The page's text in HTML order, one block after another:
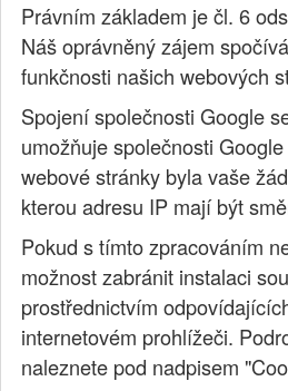
Právním základem je čl. 6
Náš oprávněný zájem
funkčnosti našich webových
Spojení společnosti Google
umožňuje společnosti
webové stránky byla vaše
kterou adresu IP mají být
Pokud s tímto zpracováním
možnost zabránit instalaci
prostřednictvím
internetovém prohlížeči.
naleznete pod nadpisem